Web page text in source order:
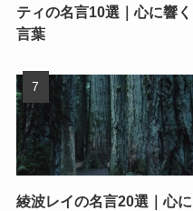
ティの名言10選｜心に響く
言葉
綾波レイの名言20選｜心に